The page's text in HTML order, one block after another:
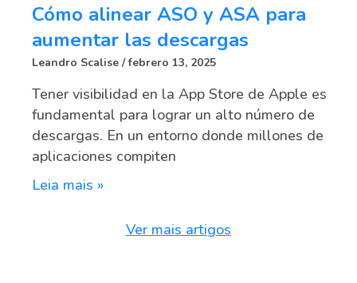
Cómo alinear ASO y ASA para
aumentar las descargas
Leandro Scalise febrero 13, 2025
Tener visibilidad en la App Store de Apple es
fundamental para lograr un alto número de
descargas. En un entorno donde millones de
aplicaciones compiten
Leia mais »
Ver mais artigos